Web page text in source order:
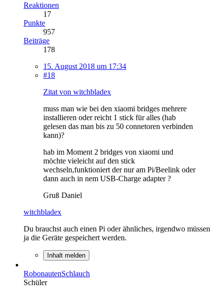
Reaktionen
17
Punkte
957
Beiträge
178
15. August 2018 um 17:34
#18
Zitat von witchbladex
muss man wie bei den xiaomi bridges mehrere
installieren oder reicht 1 stick für alles (hab
gelesen das man bis zu 50 connetoren verbinden
kann)?
hab im Moment 2 bridges von xiaomi und
möchte vieleicht auf den stick
wechseln,funktioniert der nur am Pi/Beelink oder
dann auch in nem USB-Charge adapter ?
Gruß Daniel
witchbladex
Du brauchst auch einen Pi oder ähnliches, irgendwo müssen
ja die Geräte gespeichert werden.
Inhalt melden
RobonautenSchlauch
Schüler